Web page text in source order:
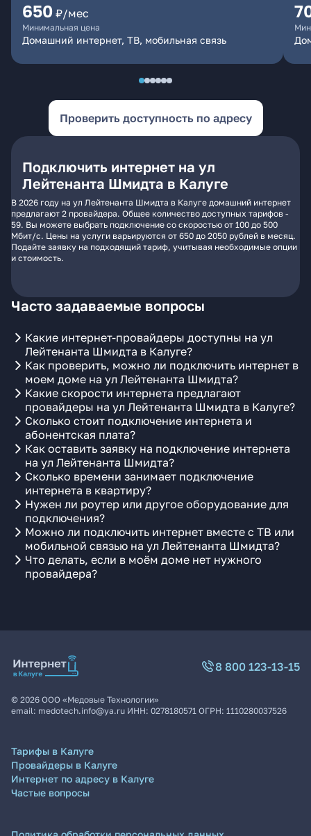
650 ₽/мес
Минимальная цена
Домашний интернет, ТВ, мобильная связь
Проверить доступность по адресу
Подключить интернет на ул
Лейтенанта Шмидта в Калуге
В 2026 году на ул Лейтенанта Шмидта в Калуге домашний интернет
предлагают 2 провайдера. Общее количество доступных тарифов -
59. Вы можете выбрать подключение со скоростью от 100 до 500
Мбит/с. Цены на услуги варьируются от 650 до 2050 рублей в месяц.
Подайте заявку на подходящий тариф, учитывая необходимые опции
и стоимость.
Часто задаваемые вопросы
Какие интернет-провайдеры доступны на ул
Лейтенанта Шмидта в Калуге?
Как проверить, можно ли подключить интернет в
моем доме на ул Лейтенанта Шмидта?
Какие скорости интернета предлагают
провайдеры на ул Лейтенанта Шмидта в Калуге?
Сколько стоит подключение интернета и
абонентская плата?
Как оставить заявку на подключение интернета
на ул Лейтенанта Шмидта?
Сколько времени занимает подключение
интернета в квартиру?
Нужен ли роутер или другое оборудование для
подключения?
Можно ли подключить интернет вместе с ТВ или
мобильной связью на ул Лейтенанта Шмидта?
Что делать, если в моём доме нет нужного
провайдера?
8 800 123-13-15
© 2026 ООО «Медовые Технологии»
email: medotech.info@ya.ru ИНН: 0278180571 ОГРН: 1110280037526
Тарифы в Калуге
Провайдеры в Калуге
Интернет по адресу в Калуге
Частые вопросы